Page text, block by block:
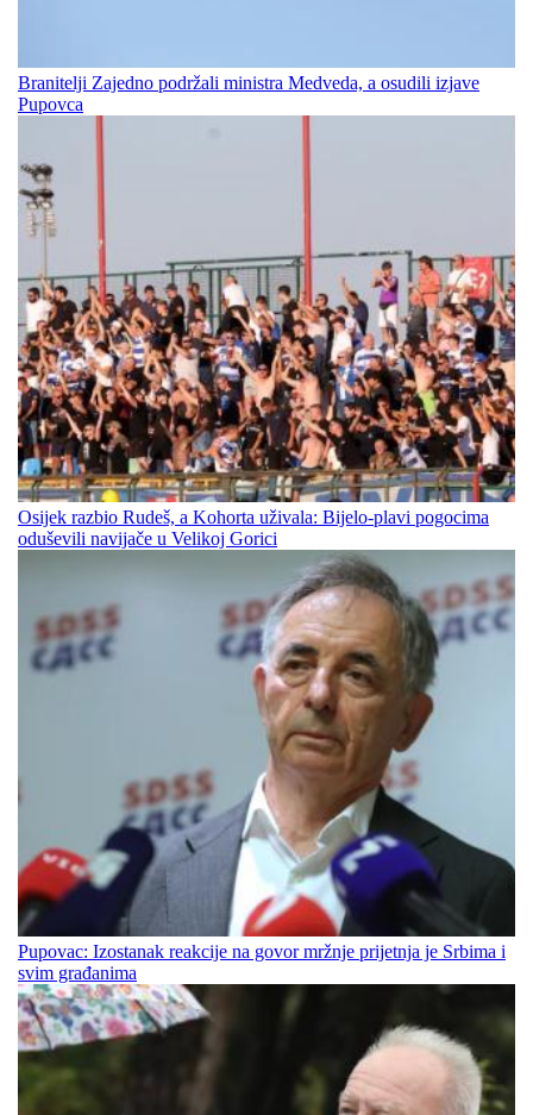
Branitelji Zajedno podržali ministra Medveda, a osudili izjave
Pupovca
Osijek razbio Rudeš, a Kohorta uživala: Bijelo-plavi pogocima
oduševili navijače u Velikoj Gorici
Pupovac: Izostanak reakcije na govor mržnje prijetnja je Srbima i
svim građanima